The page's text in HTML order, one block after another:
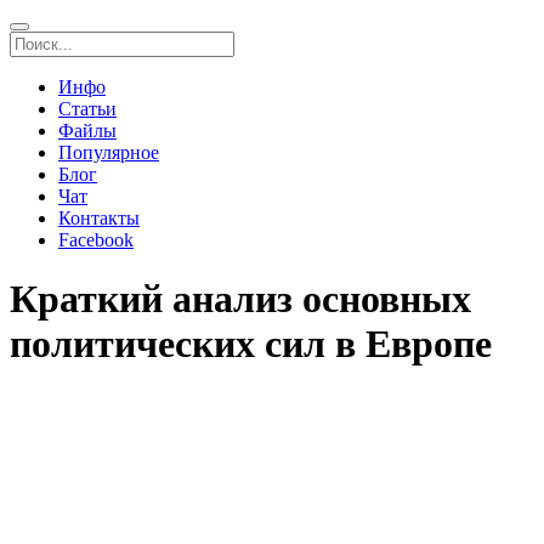
Инфо
Статьи
Файлы
Популярное
Блог
Чат
Контакты
Facebook
Краткий анализ основных
политических сил в Европе